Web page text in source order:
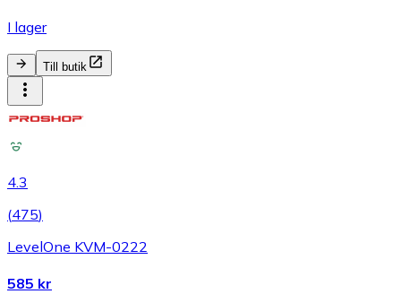
I lager
Till butik
4.3
(475)
LevelOne KVM-0222
585 kr